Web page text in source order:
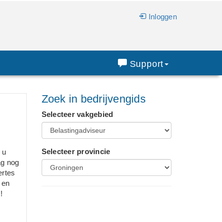
Inloggen
Support
u
nog
Zoek in bedrijvengids
Selecteer vakgebied
Selecteer provincie